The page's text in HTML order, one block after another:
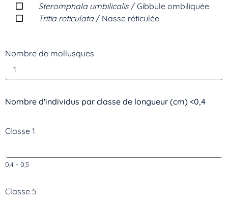
Steromphala umbilicalis/ Gibbule ombiliquée
Tritia reticulata/ Nasse réticulée
Nombre de mollusques
Nombre d'individus par classe de longueur (cm) <0,4
Classe 1
0,4 - 0,5
Classe 5